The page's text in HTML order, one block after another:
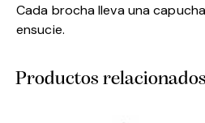
Cada brocha lleva una
ensucie.
Productos relacionados